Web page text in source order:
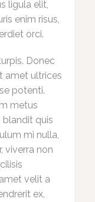
ligula elit,
enim risus,
orci.
Donec
amet ultrices
potenti.
metus
blandit quis
mi nulla,
viverra non
velit a
ex,